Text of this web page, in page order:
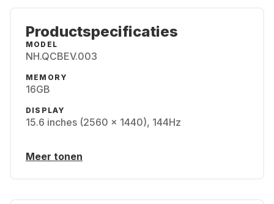
Productspecificaties
MODEL
NH.QCBEV.003
MEMORY
16GB
DISPLAY
15.6 inches (2560 x 1440), 144Hz
Meer tonen